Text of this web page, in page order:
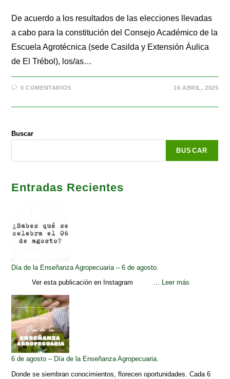
De acuerdo a los resultados de las elecciones llevadas
a cabo para la constitución del Consejo Académico de la
Escuela Agrotécnica (sede Casilda y Extensión Áulica
de El Trébol), los/as…
0 COMENTARIOS 16 ABRIL, 2025
Buscar
BUSCAR
Entradas Recientes
Día de la Enseñanza Agropecuaria – 6 de agosto.
Ver esta publicación en Instagram ... Leer más
6 de agosto – Día de la Enseñanza Agropecuaria.
Donde se siembran conocimientos, florecen oportunidades. Cada 6